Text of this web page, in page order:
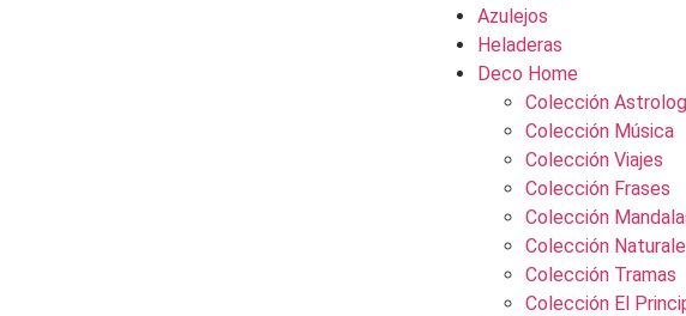
Azulejos
Heladeras
Deco Home
Colección
Colección Música
Colección Viajes
Colección Frases
Colección
Colección
Colección Tramas
Colección El